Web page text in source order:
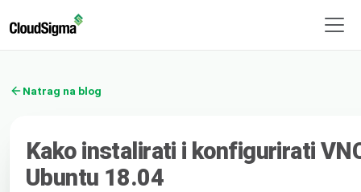
Natrag na blog
Kako instalirati i konfigurirati
Ubuntu 18.04